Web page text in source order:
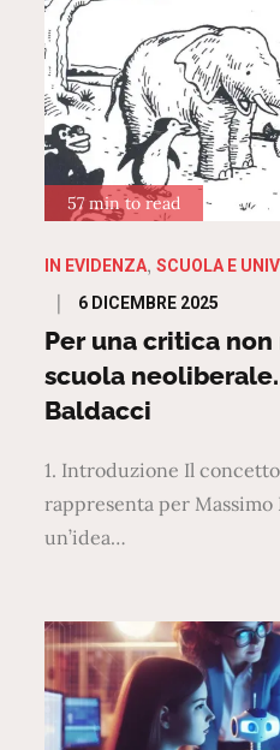
57 min to read
IN EVIDENZA SCUOLA E
Posted
on
6 DICEMBRE 2025
Per una critica
scuola
Baldacci
1. Introduzione Il
rappresenta per Massimo
un’idea…